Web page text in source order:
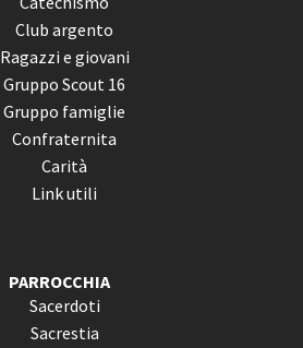
Club argento
Ragazzi e giovani
Gruppo Scout 16
Gruppo famiglie
Confraternita
Carità
Link utili
PARROCCHIA
Sacerdoti
Sacrestia